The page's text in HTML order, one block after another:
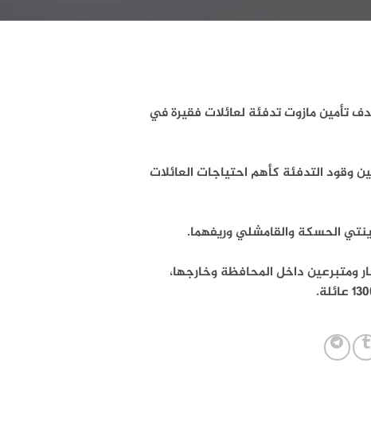
تأمين مازوت تدفئة لعائلات فقيرة في
وقود التدفئة كأهم احتياجات العائلات
ومتبرعين داخل المحافظة وخارجها،